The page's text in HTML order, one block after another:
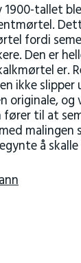
1900-tallet
fordi
Den er
er.
ikke
originale, og
til at
å skalle